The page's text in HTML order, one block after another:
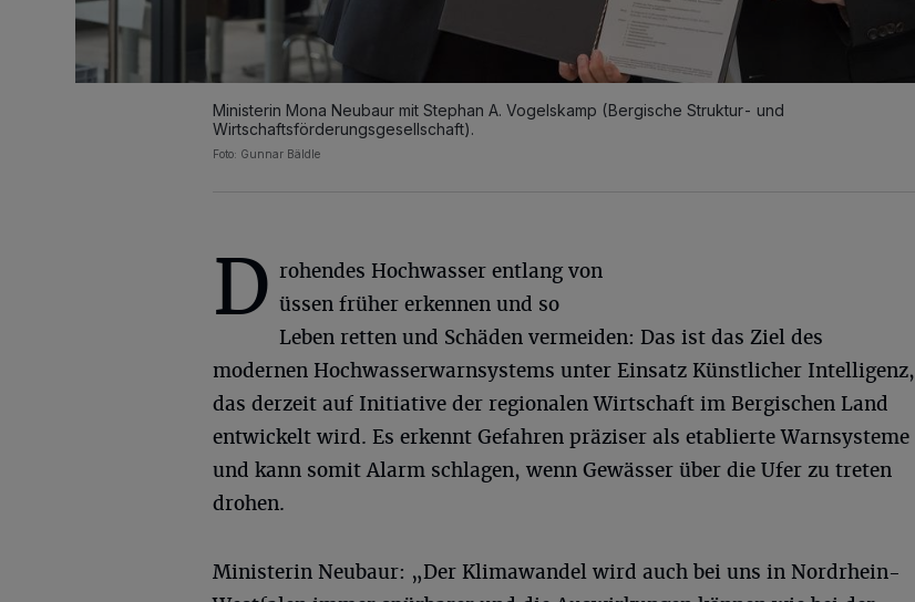
Ministerin Mona Neubaur mit Stephan A. Vogelskamp (Bergische Struktur- und
Wirtschaftsförderungsgesellschaft).
Foto: Gunnar Bäldle
D rohendes Hochwasser entlang von
üssen früher erkennen und so
Leben retten und Schäden vermeiden: Das ist das Ziel des
modernen Hochwasserwarnsystems unter Einsatz Künstlicher Intelligenz,
das derzeit auf Initiative der regionalen Wirtschaft im Bergischen Land
entwickelt wird. Es erkennt Gefahren präziser als etablierte Warnsysteme
und kann somit Alarm schlagen, wenn Gewässer über die Ufer zu treten
drohen.
Ministerin Neubaur: „Der Klimawandel wird auch bei uns in Nordrhein-